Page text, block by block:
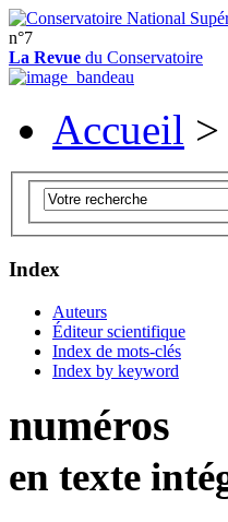
n°7
La Revue du Conservatoire
Accueil >
Index
Auteurs
Éditeur scientifique
Index de mots-clés
Index by keyword
numéros
en texte